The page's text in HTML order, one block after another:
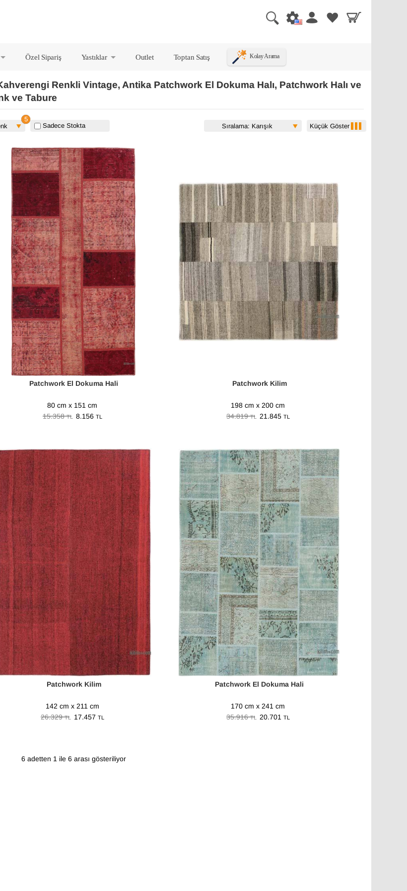
Özel Sipariş
Yastıklar Outlet Toptan Satış Kolay Arama
Renkli Vintage, Antika Patchwork El Dokuma Halı, Patchwork Halı ve
ve Tabure
Sadece Stokta Sıralama: Karışık Küçük Göster
Patchwork El Dokuma Hali
80 cm x 151 cm
15.358TL 8.156 TL
Patchwork Kilim
198 cm x 200 cm
34.819TL 21.845 TL
Patchwork Kilim
142 cm x 211 cm
26.329TL 17.457 TL
Patchwork El Dokuma Hali
170 cm x 241 cm
35.916TL 20.701 TL
6 adetten 1 ile 6 arası gösteriliyor